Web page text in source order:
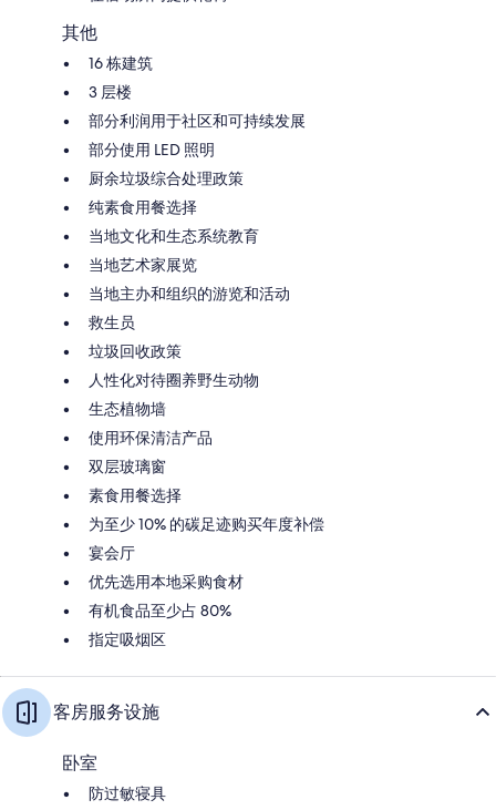
其他
16 栋建筑
3 层楼
部分利润用于社区和可持续发展
部分使用 LED 照明
厨余垃圾综合处理政策
纯素食用餐选择
当地文化和生态系统教育
当地艺术家展览
当地主办和组织的游览和活动
救生员
垃圾回收政策
人性化对待圈养野生动物
生态植物墙
使用环保清洁产品
双层玻璃窗
素食用餐选择
为至少 10% 的碳足迹购买年度补偿
宴会厅
优先选用本地采购食材
有机食品至少占 80%
指定吸烟区
客房服务设施
卧室
防过敏寝具